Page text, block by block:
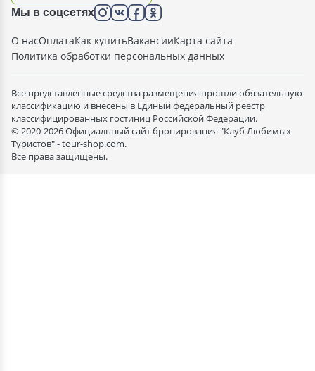
Мы в соцсетях
О насОплатаКак купитьВакансииКарта сайта
Политика обработки персональных данных
Все представленные средства размещения прошли обязательную
классификацию и внесены в Единый федеральный реестр
классифицированных гостиниц Российской Федерации.
© 2020-2026 Официальный сайт бронирования "Клуб Любимых
Туристов" - tour-shop.com.
Все права защищены.